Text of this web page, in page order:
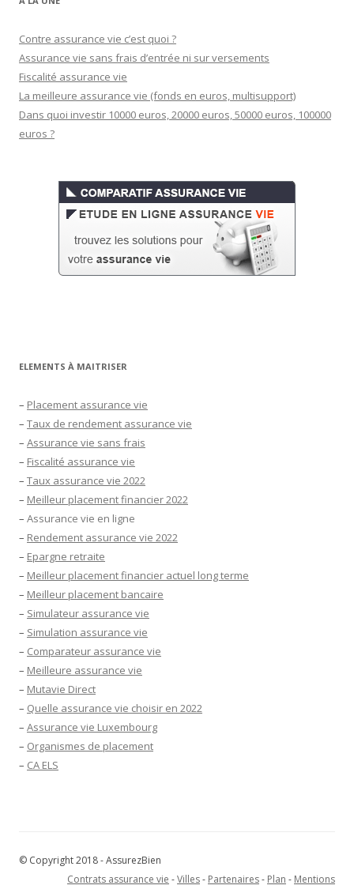
Contre assurance vie c’est quoi ?
Assurance vie sans frais d’entrée ni sur versements
Fiscalité assurance vie
La meilleure assurance vie (fonds en euros, multisupport)
Dans quoi investir 10000 euros, 20000 euros, 50000 euros, 100000
euros ?
ELEMENTS À MAITRISER
– Placement assurance vie
– Taux de rendement assurance vie
– Assurance vie sans frais
– Fiscalité assurance vie
– Taux assurance vie 2022
– Meilleur placement financier 2022
– Assurance vie en ligne
– Rendement assurance vie 2022
– Epargne retraite
– Meilleur placement financier actuel long terme
– Meilleur placement bancaire
– Simulateur assurance vie
– Simulation assurance vie
– Comparateur assurance vie
– Meilleure assurance vie
– Mutavie Direct
– Quelle assurance vie choisir en 2022
– Assurance vie Luxembourg
– Organismes de placement
– CA ELS
© Copyright 2018 - AssurezBien
Contrats assurance vie -Villes- Partenaires- Plan - Mentions